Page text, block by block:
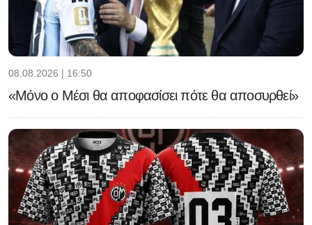
08.08.2026 | 16:50
«Μόνο ο Μέσι θα αποφασίσει πότε θα αποσυρθεί»